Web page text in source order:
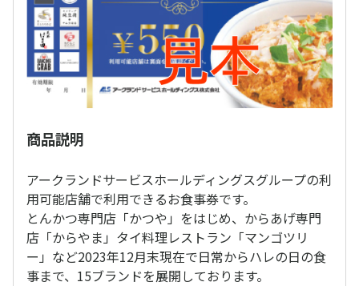
商品説明
アークランドサービスホールディングスグループの利
用可能店舗で利用できるお食事券です。
とんかつ専門店「かつや」をはじめ、からあげ専門
店「からやま」タイ料理レストラン「マンゴツリ
ー」など2023年12月末現在で日常からハレの日の食
事まで、15ブランドを展開しております。